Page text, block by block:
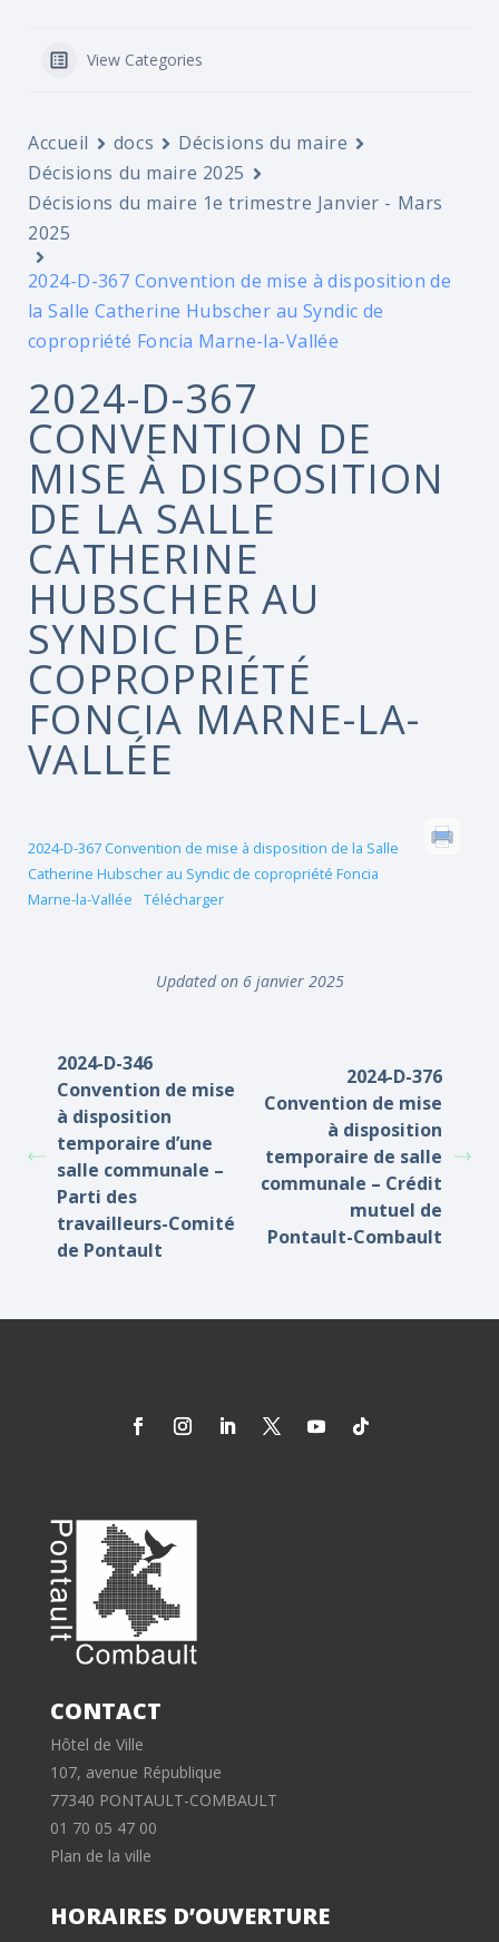
View Categories
Accueil docs
Décisions du maire
Décisions du maire 2025
Décisions du maire 1e trimestre Janvier - Mars
2025
2024-D-367 Convention de mise à disposition de
la Salle Catherine Hubscher au Syndic de
copropriété Foncia Marne-la-Vallée
2024-D-367
CONVENTION DE
MISE À DISPOSITION
DE LA SALLE
CATHERINE
HUBSCHER AU
SYNDIC DE
COPROPRIÉTÉ
FONCIA MARNE-LA-
VALLÉE
2024-D-367 Convention de mise à disposition de la Salle
Catherine Hubscher au Syndic de copropriété Foncia
Marne-la-Vallée
Télécharger
Updated on 6 janvier 2025
2024-D-346
Convention de mise
à disposition
temporaire d’une
salle communale –
Parti des
travailleurs-Comité
de Pontault
2024-D-376
Convention de mise
à disposition
temporaire de salle
communale – Crédit
mutuel de
Pontault-Combault
CONTACT
Hôtel de Ville
107, avenue République
77340 PONTAULT-COMBAULT
01 70 05 47 00
Plan de la ville
HORAIRES D’OUVERTURE